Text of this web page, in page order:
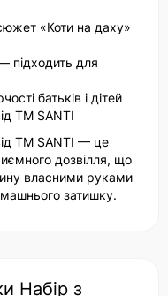
«Коти на даху»
підходить для
батьків і дітей
ТМ SANTI
ТМ SANTI — це
дозвілля, що
власними руками
затишку.
Набір з